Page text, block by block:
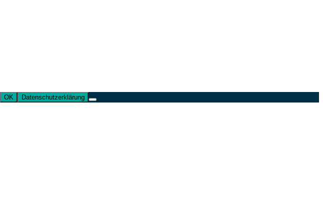
OK Datenschutzerklärung